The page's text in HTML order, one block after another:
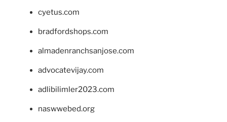
cyetus.com
bradfordshops.com
almadenranchsanjose.com
advocatevijay.com
adlibilimler2023.com
naswwebed.org